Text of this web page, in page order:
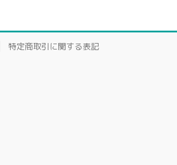
特定商取引に関する表記